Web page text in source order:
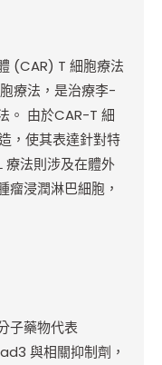
(CAR) T 細胞療法
療法，是治療李-
。 由於CAR-T 細
，使其表達針對特
療法則涉及在體外
瘤浸潤淋巴細胞，
子藥物代表
與相關抑制劑，